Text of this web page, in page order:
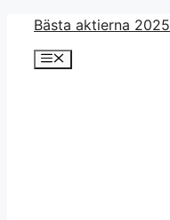
Skip
content
Bästa aktierna 2025
Menu